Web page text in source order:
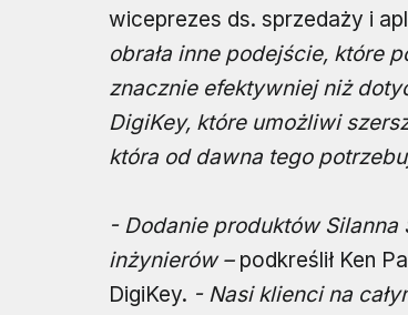
wiceprezes ds. sprzedaży i
obrała inne podejście, które
znacznie efektywniej niż
DigiKey, które umożliwi
która od dawna tego
- Dodanie produktów
inżynierów –podkreślił Ken
DigiKey. - Nasi klienci na